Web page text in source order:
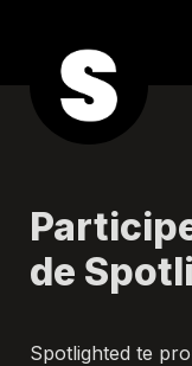
de
Spotlighted te